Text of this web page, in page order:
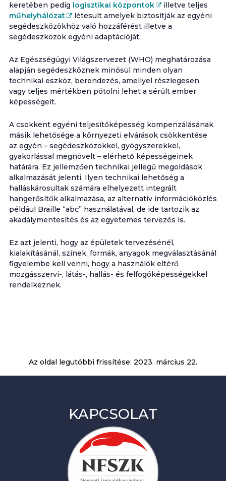
keretében pedig logisztikai központok
illetve teljes
műhelyhálózat
létesült amelyek biztosítják az egyéni
segédeszközökhöz való hozzáférést illetve a
segédeszközök egyéni adaptációját.
Az Egészségügyi Világszervezet (WHO) meghatározása
alapján segédeszköznek minősül minden olyan
technikai eszköz, berendezés, amellyel részlegesen
vagy teljes mértékben pótolni lehet a sérült ember
képességeit.
A csökkent egyéni teljesítőképesség kompenzálásának
másik lehetősége a környezeti elvárások csökkentése
az egyén – segédeszközökkel, gyógyszerekkel,
gyakorlással megnövelt – elérhető képességeinek
határára. Ez jellemzően technikai jellegű megoldások
alkalmazását jelenti. Ilyen technikai lehetőség a
halláskárosultak számára elhelyezett integrált
hangerősítők alkalmazása, az alternatív információközlés
például Braille “abc” használatával, de ide tartozik az
akadálymentesítés és az egyetemes tervezés is.
Ez azt jelenti, hogy az épületek tervezésénél,
kialakításánál, színek, formák, anyagok megválasztásánál
figyelembe kell venni, hogy a használók eltérő
mozgásszervi-, látás-, hallás- és felfogóképességekkel
rendelkeznek.
Az oldal legutóbbi frissítése: 2023. március 22.
KAPCSOLAT